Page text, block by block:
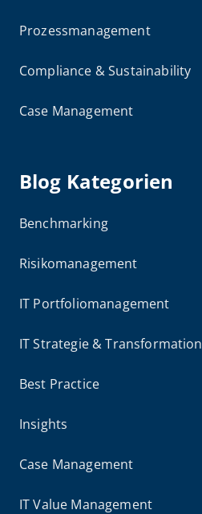
Prozessmanagement
Compliance & Sustainability
Case Management
Blog Kategorien
Benchmarking
Risikomanagement
IT Portfoliomanagement
IT Strategie & Transformation
Best Practice
Insights
Case Management
IT Value Management